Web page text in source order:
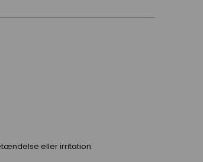
eller irritation.